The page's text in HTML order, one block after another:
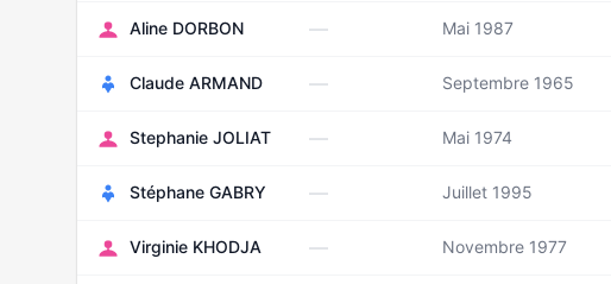
Aline DORBON — Mai 1987
Claude ARMAND — Septembre 1965
Stephanie JOLIAT — Mai 1974
Stéphane GABRY — Juillet 1995
Virginie KHODJA — Novembre 1977